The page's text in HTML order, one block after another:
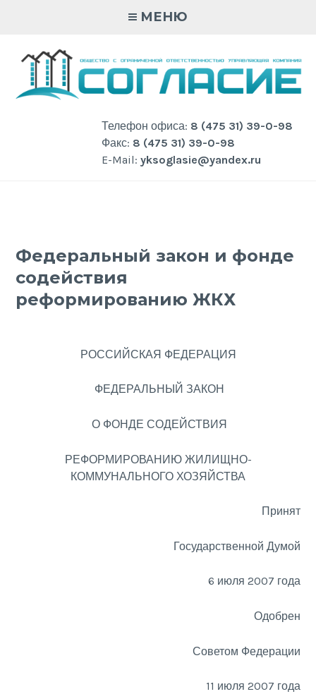
МЕНЮ
Телефон офиса: 8 (475 31) 39-0-98
Факс: 8 (475 31) 39-0-98
E-Mail: yksoglasie@yandex.ru
Федеральный закон и фонде
содействия
реформированию ЖКХ
РОССИЙСКАЯ ФЕДЕРАЦИЯ
ФЕДЕРАЛЬНЫЙ ЗАКОН
О ФОНДЕ СОДЕЙСТВИЯ
РЕФОРМИРОВАНИЮ ЖИЛИЩНО-
КОММУНАЛЬНОГО ХОЗЯЙСТВА
Принят
Государственной Думой
6 июля 2007 года
Одобрен
Советом Федерации
11 июля 2007 года